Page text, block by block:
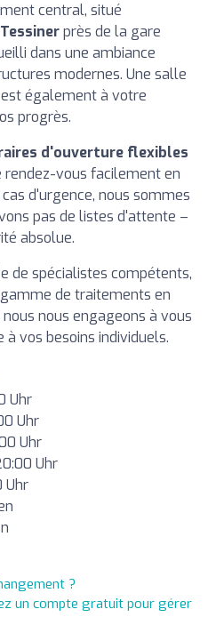
central, situé
près de la gare
dans une ambiance
modernes. Une salle
également à votre
progrès.
d'ouverture flexibles
vous facilement en
d'urgence, nous sommes
pas de listes d'attente –
absolue.
de spécialistes compétents,
de traitements en
nous engageons à vous
vos besoins individuels.
Uhr
Uhr
Uhr
Uhr
Uhr
?
un compte gratuit pour gérer